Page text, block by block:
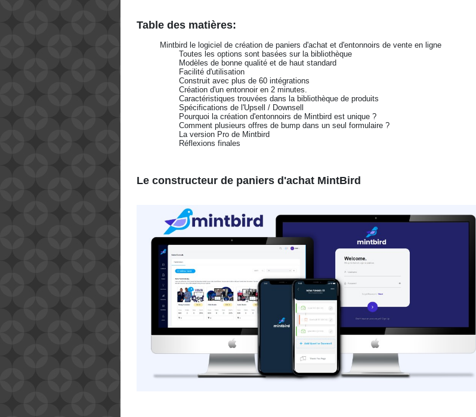
Table des matières:
Mintbird le logiciel de création de paniers d'achat et d'entonnoirs de vente en ligne
  	Toutes les options sont basées sur la bibliothèque
  	Modèles de bonne qualité et de haut standard
  	Facilité d'utilisation
  	Construit avec plus de 60 intégrations
  	Création d'un entonnoir en 2 minutes.
  	Caractéristiques trouvées dans la bibliothèque de produits
  	Spécifications de l'Upsell / Downsell
  	Pourquoi la création d'entonnoirs de Mintbird est unique ?
  	Comment plusieurs offres de bump dans un seul formulaire ?
  	La version Pro de Mintbird
  	Réflexions finales
Le constructeur de paniers d'achat MintBird